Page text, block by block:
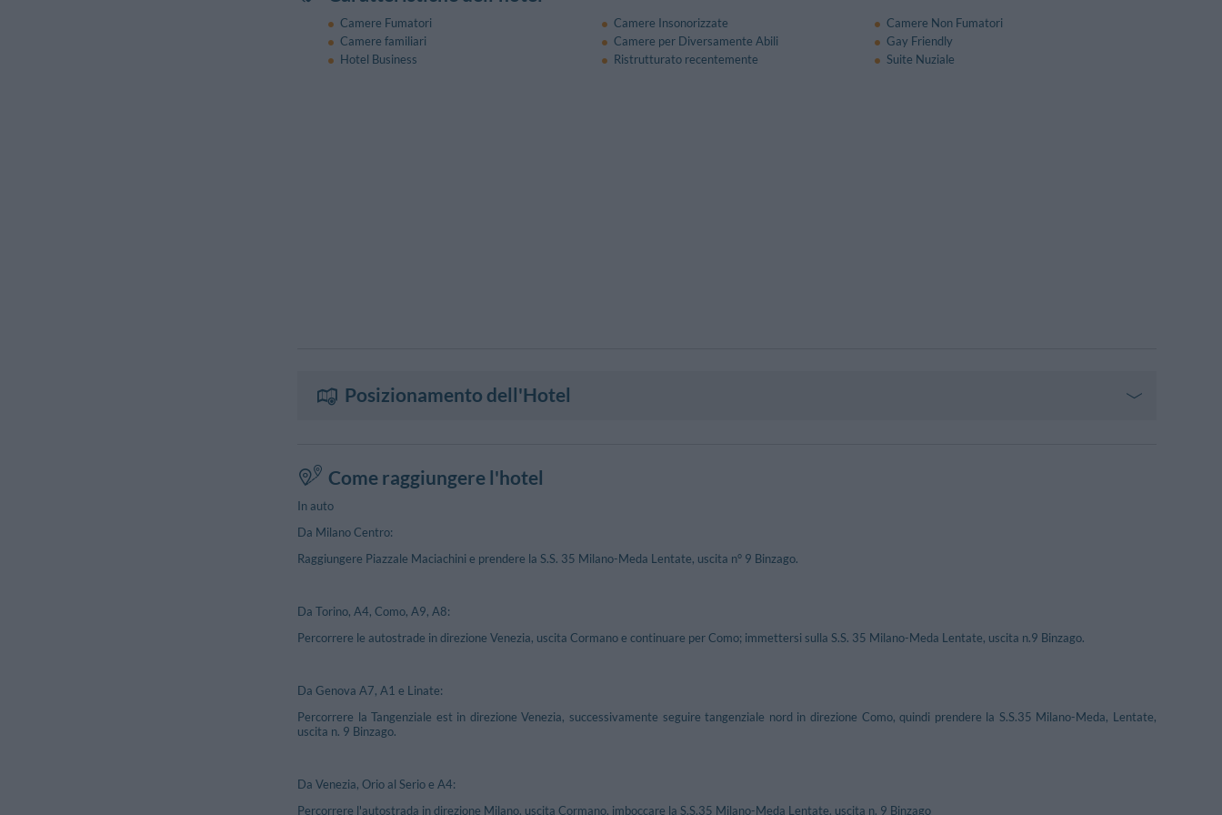
Camere Fumatori Camere Insonorizzate
Camere Non Fumatori
Camere familiari
Camere per Diversamente Abili
Gay Friendly
Hotel Business
Ristrutturato recentemente Suite Nuziale
Posizionamento dell'Hotel
Come raggiungere l'hotel
In auto
Da Milano Centro:
Raggiungere Piazzale Maciachini e prendere la S.S. 35 Milano-Meda Lentate, uscita n° 9 Binzago.
Da Torino, A4, Como, A9, A8:
Percorrere le autostrade in direzione Venezia, uscita Cormano e continuare per Como; immettersi sulla S.S. 35 Milano-Meda Lentate, uscita n.9 Binzago.
Da Genova A7, A1 e Linate:
Percorrere la Tangenziale est in direzione Venezia, successivamente seguire tangenziale nord in direzione Como, quindi prendere la S.S.35 Milano-Meda, Lentate,
uscita n. 9 Binzago.
Da Venezia, Orio al Serio e A4:
Percorrere l'autostrada in direzione Milano, uscita Cormano, imboccare la S.S.35 Milano-Meda Lentate, uscita n. 9 Binzago